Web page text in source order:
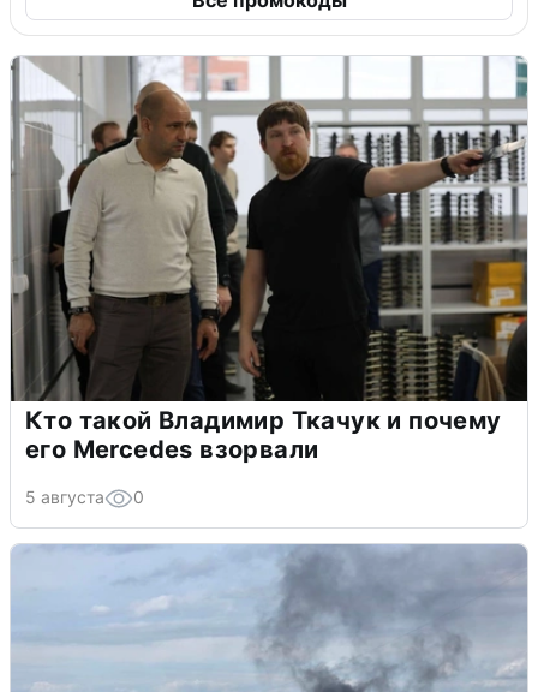
Кто такой Владимир Ткачук и почему
его Mercedes взорвали
5 августа 0